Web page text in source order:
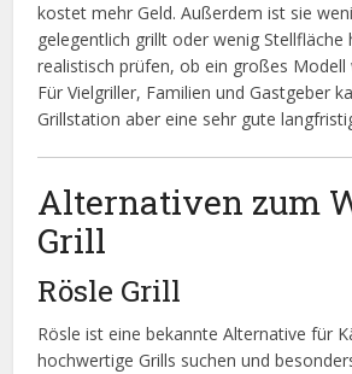
kostet mehr Geld. Außerdem ist sie
gelegentlich grillt oder wenig Stellfläche
realistisch prüfen, ob ein großes Modell
Für Vielgriller, Familien und Gastgeber
Grillstation aber eine sehr gute
Alternativen zum
Grill
Rösle Grill
Rösle ist eine bekannte Alternative für
hochwertige Grills suchen und